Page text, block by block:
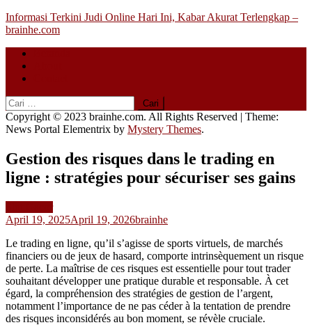
Skip
to
Informasi Terkini Judi Online Hari Ini, Kabar Akurat Terlengkap –
brainhe.com
Cari
untuk:
Copyright © 2023 brainhe.com. All Rights Reserved | Theme:
News Portal Elementrix by Mystery Themes.
Gestion des risques dans le trading en
ligne : stratégies pour sécuriser ses gains
April 19, 2025April 19, 2026brainhe
Le trading en ligne, qu’il s’agisse de sports virtuels, de marchés
financiers ou de jeux de hasard, comporte intrinsèquement un risque
de perte. La maîtrise de ces risques est essentielle pour tout trader
souhaitant développer une pratique durable et responsable. À cet
égard, la compréhension des stratégies de gestion de l’argent,
notamment l’importance de ne pas céder à la tentation de prendre
des risques inconsidérés au bon moment, se révèle cruciale.